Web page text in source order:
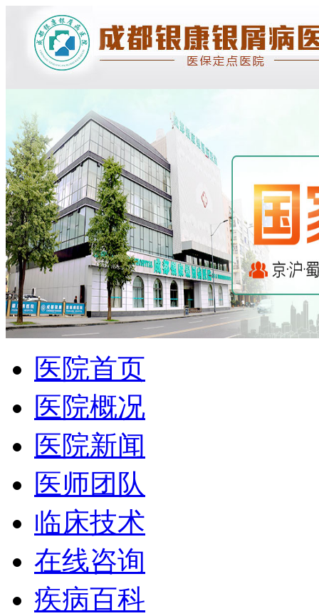
医院首页
医院概况
医院新闻
医师团队
临床技术
在线咨询
疾病百科